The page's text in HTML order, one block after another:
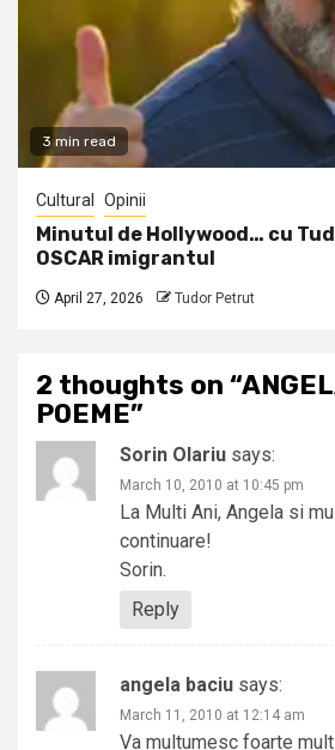
3 min read
Cultural Opinii
Minutul de Hollywood… cu
OSCAR imigrantul
April 27, 2026 Tudor Petrut
2 thoughts on “
POEME”
Sorin Olariu says:
March 10, 2010 at 10:45 pm
La Multi Ani, Angela si
continuare!
Sorin.
Reply
angela baciu says:
March 11, 2010 at 12:14 am
Va multumesc foarte